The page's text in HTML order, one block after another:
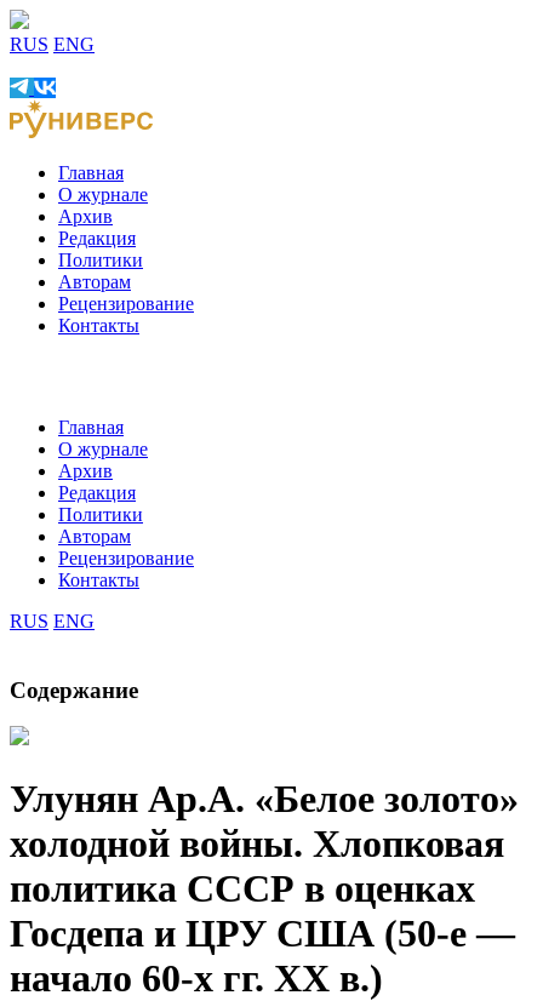
RUS ENG
Главная
О журнале
Архив
Редакция
Политики
Авторам
Рецензирование
Контакты
Главная
О журнале
Архив
Редакция
Политики
Авторам
Рецензирование
Контакты
RUS ENG
Содержание
Улунян Ар.А. «Белое золото»
холодной войны. Хлопковая
политика СССР в оценках
Госдепа и ЦРУ США (50-е —
начало 60-х гг. ХХ в.)